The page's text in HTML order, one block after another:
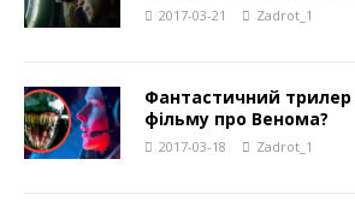
2017-03-21 Zadrot_1
Фантастичний
фільму про Венома?
2017-03-18 Zadrot_1